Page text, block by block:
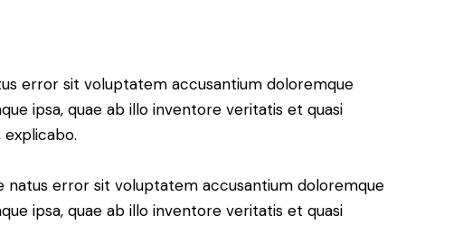
error sit voluptatem accusantium doloremque
ipsa, quae ab illo inventore veritatis et quasi
natus error sit voluptatem accusantium doloremque
ipsa, quae ab illo inventore veritatis et quasi